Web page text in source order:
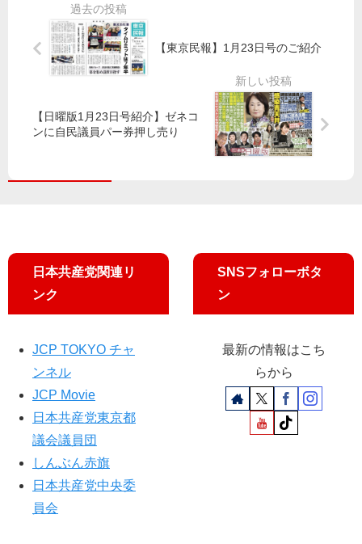
本
共
産
主
な
：
谷
区
で
集
【東京民報】1月23日号のご紹介
【日曜版1月23日号紹介】ゼネコ
ンに自民議員パー券押し売り
日本共産党関連リ
ンク
JCP TOKYO チャ
ンネル
JCP Movie
日本共産党東京都
議会議員団
しんぶん赤旗
日本共産党中央委
員会
SNSフォローボタ
ン
最新の情報はこち
らから